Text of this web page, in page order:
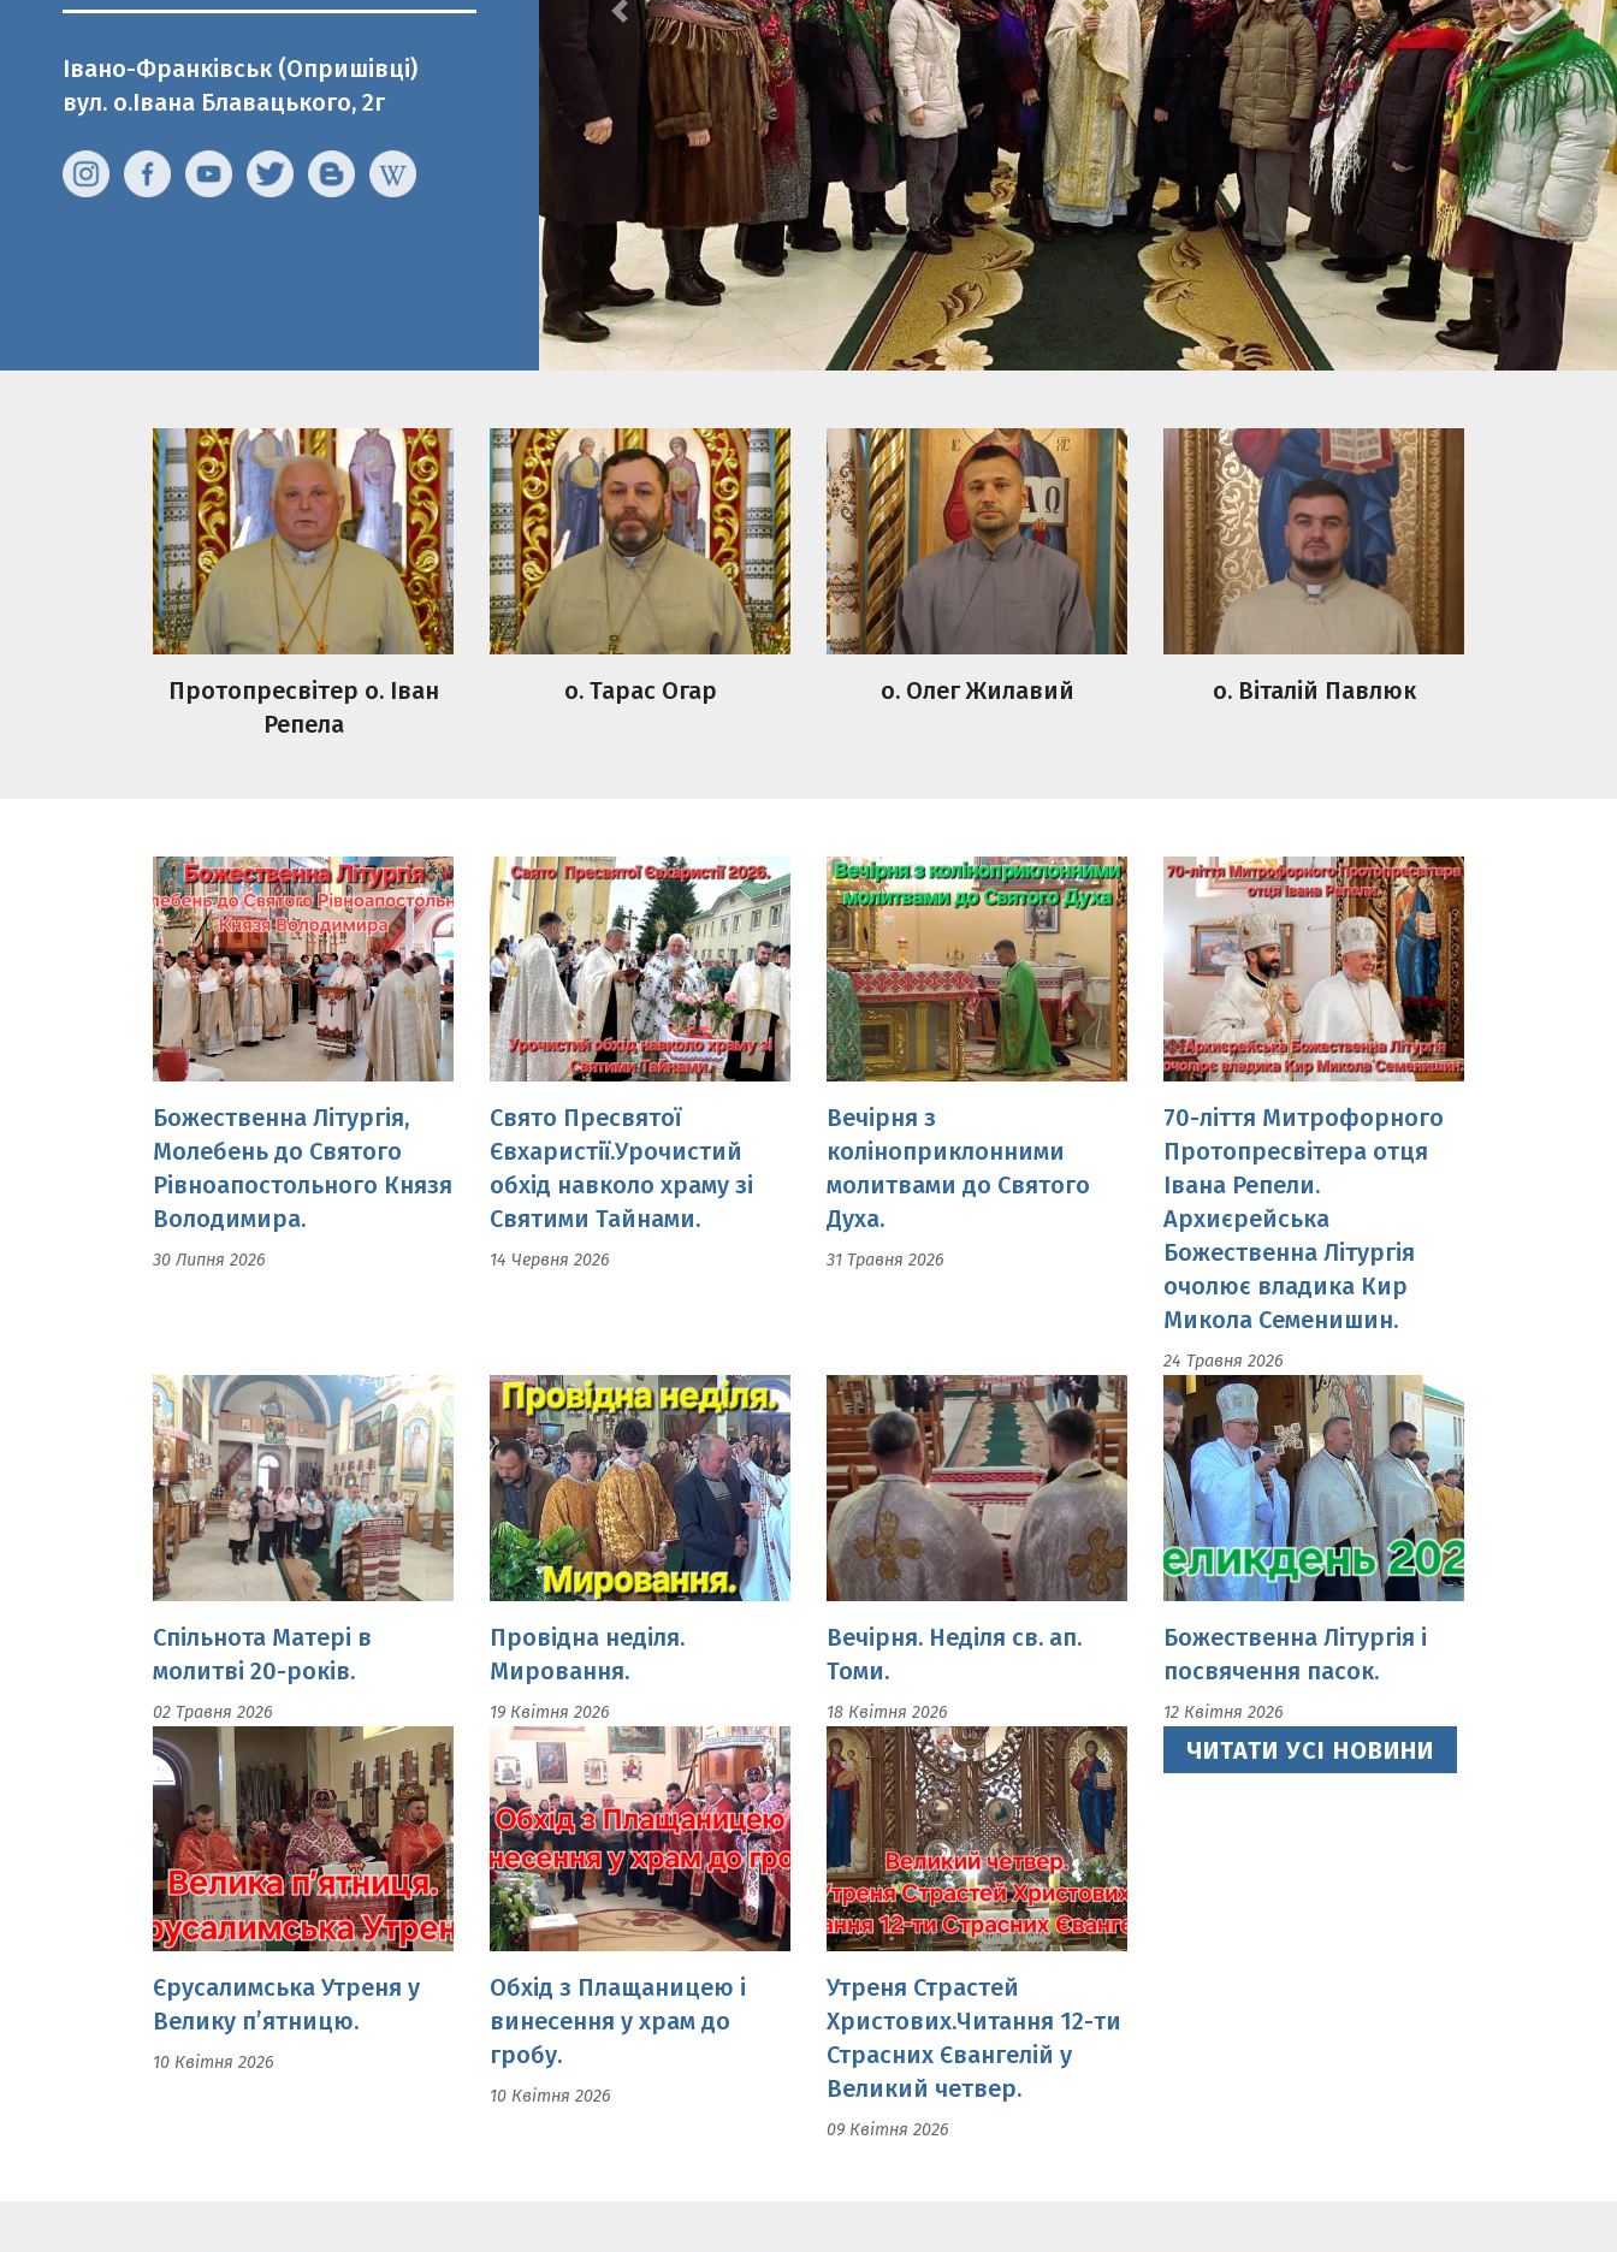
Івано-Франківськ (Опришівці)
Протопресвітер о. Іван
Репела
о. Тарас Огар о. Олег Жилавий о. Віталій Павлюк
Божественна Літургія,
Молебень до Святого
Рівноапостольного Князя
Володимира.
30 Липня 2026
Свято Пресвятої
Євхаристії.Урочистий
обхід навколо храму зі
Святими Тайнами.
14 Червня 2026
Вечірня з
коліноприклонними
молитвами до Святого
Духа.
31 Травня 2026
70-ліття Митрофорного
Протопресвітера отця
Івана Репели.
Архиєрейська
Божественна Літургія
очолює владика Кир
Микола Семенишин.
24 Травня 2026
Спільнота Матері в
молитві 20-років.
02 Травня 2026
Провідна неділя.
Мировання.
19 Квітня 2026
Вечірня. Неділя св. ап.
Томи.
18 Квітня 2026
Божественна Літургія і
посвячення пасок.
12 Квітня 2026
Єрусалимська Утреня у
Велику п’ятницю.
10 Квітня 2026
Обхід з Плащаницею і
винесення у храм до
гробу.
10 Квітня 2026
Утреня Страстей
Христових.Читання 12-ти
Страсних Євангелій у
Великий четвер.
09 Квітня 2026
ЧИТАТИ УСІ НОВИНИ